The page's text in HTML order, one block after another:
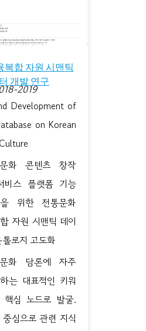
복합 자원 시맨틱
개발 연구
2019
Development of
on Korean
화 콘텐츠 창작
비스 플랫폼 기능
위한 전통문화
자원 시맨틱 데이
로지 고도화
화 담론에 자주
는 대표적인 키워
핵심 노드로 발굴.
심으로 관련 지식